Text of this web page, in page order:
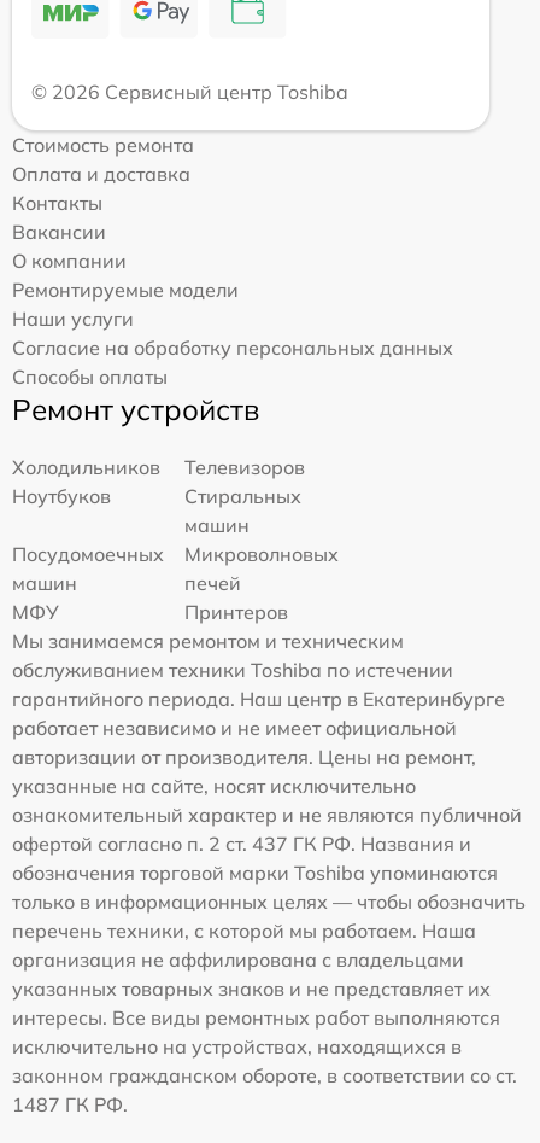
© 2026 Сервисный центр Toshiba
Стоимость ремонта
Оплата и доставка
Контакты
Вакансии
О компании
Ремонтируемые модели
Наши услуги
Согласие на обработку персональных данных
Способы оплаты
Ремонт устройств
Холодильников
Телевизоров
Ноутбуков
Стиральных
машин
Посудомоечных
машин
Микроволновых
печей
МФУ
Принтеров
Мы занимаемся ремонтом и техническим
обслуживанием техники Toshiba по истечении
гарантийного периода. Наш центр в Екатеринбурге
работает независимо и не имеет официальной
авторизации от производителя. Цены на ремонт,
указанные на сайте, носят исключительно
ознакомительный характер и не являются публичной
офертой согласно п. 2 ст. 437 ГК РФ. Названия и
обозначения торговой марки Toshiba упоминаются
только в информационных целях — чтобы обозначить
перечень техники, с которой мы работаем. Наша
организация не аффилирована с владельцами
указанных товарных знаков и не представляет их
интересы. Все виды ремонтных работ выполняются
исключительно на устройствах, находящихся в
законном гражданском обороте, в соответствии со ст.
1487 ГК РФ.